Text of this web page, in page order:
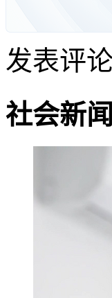
发表评论
社会新